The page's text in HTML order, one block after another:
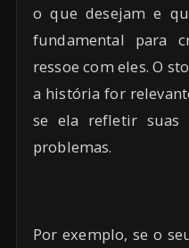
o que desejam e
fundamental para
ressoe com eles. O
a história for
se ela refletir suas
problemas.
Por exemplo, se o